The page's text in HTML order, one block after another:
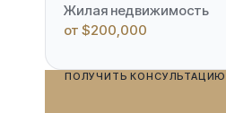
ПОЛУЧИТЬ КОНСУЛЬТАЦИЮ
Жилая недвижимость
от $200,000